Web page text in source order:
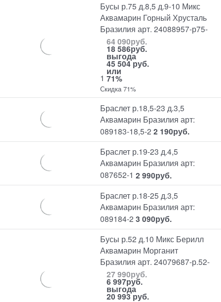
Бусы р.75 д.8,5 д.9-10 Микс
Аквамарин Горный Хрусталь
Бразилия арт. 24088957-р75-
1
64 090руб.
18 586руб.
выгода
45 504 руб.
или
71%
Скидка 71%
Браслет р.18,5-23 д.3,5
Аквамарин Бразилия арт:
089183-18,5-2 2 190руб.
Браслет р.19-23 д.4,5
Аквамарин Бразилия арт:
087652-1 2 990руб.
Браслет р.18-25 д.3,5
Аквамарин Бразилия арт:
089184-2 3 090руб.
Бусы р.52 д.10 Микс Берилл
Аквамарин Морганит
Бразилия арт. 24079687-р.52-
27 990руб.
6 997руб.
выгода
20 993 руб.